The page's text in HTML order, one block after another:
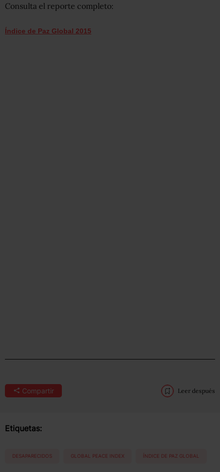
Consulta el reporte completo:
Índice de Paz Global 2015
Compartir Leer después
Etiquetas:
DESAPARECIDOS GLOBAL PEACE INDEX ÍNDICE DE PAZ GLOBAL